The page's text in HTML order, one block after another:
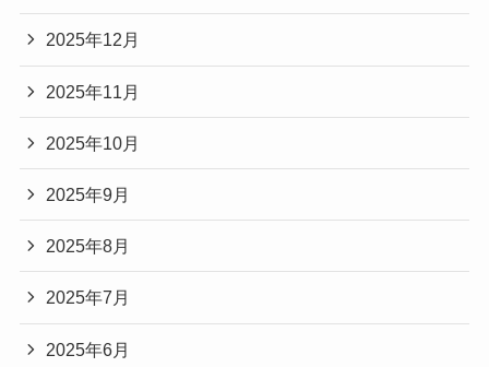
2025年12月
2025年11月
2025年10月
2025年9月
2025年8月
2025年7月
2025年6月